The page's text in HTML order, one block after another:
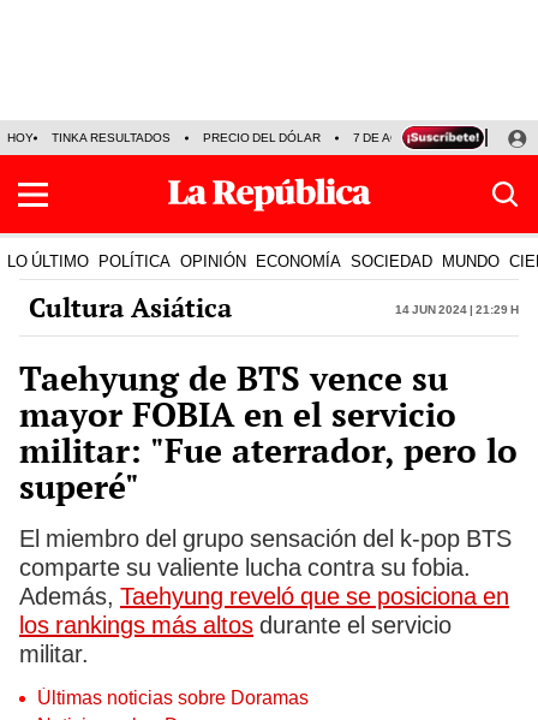
HOY TINKA RESULTADOS PRECIO DEL DÓLAR 7 DE AGOSTO OLLANTA
LO ÚLTIMO POLÍTICA OPINIÓN ECONOMÍA SOCIEDAD MUNDO
Cultura Asiática 14 Jun 2024 | 21:29 h
Taehyung de BTS vence su
mayor FOBIA en el servicio
militar: "Fue aterrador, pero lo
superé"
El miembro del grupo sensación del k-pop BTS
comparte su valiente lucha contra su fobia.
Además, Taehyung reveló que se posiciona en
los rankings más altos durante el servicio
militar.
Últimas noticias sobre Doramas